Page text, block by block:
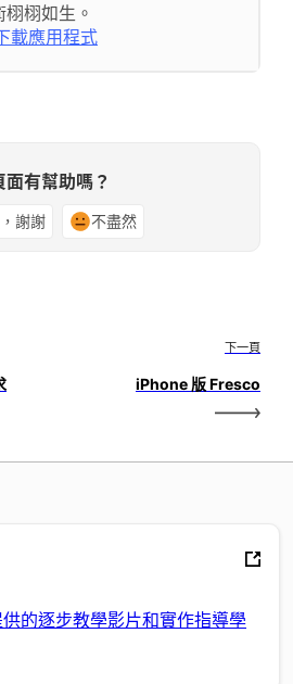
栩栩如生。
載應用程式
面有幫助嗎？
謝謝 不盡然
下一頁
iPhone 版 Fresco
的逐步教學影片和實作指導學